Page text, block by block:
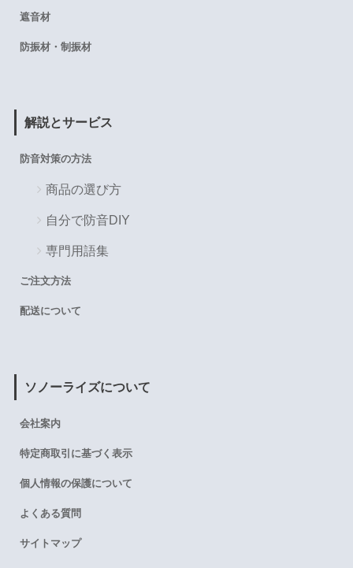
遮音材
防振材・制振材
解説とサービス
防音対策の方法
商品の選び方
自分で防音DIY
専門用語集
ご注文方法
配送について
ソノーライズについて
会社案内
特定商取引に基づく表示
個人情報の保護について
よくある質問
サイトマップ